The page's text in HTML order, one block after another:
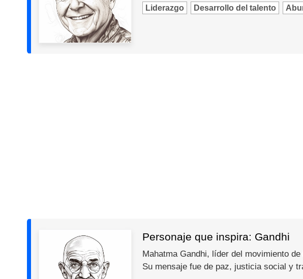
Liderazgo Desarrollo del talento
Personaje que inspira: Gandhi
Mahatma Gandhi, líder del movimiento
Su mensaje fue de paz, justicia social y